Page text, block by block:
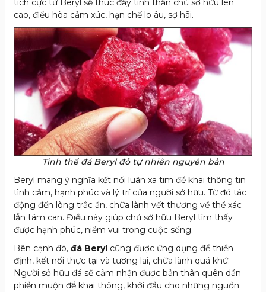
tích cực từ Beryl sẽ thúc đẩy tinh thần chủ sở hữu lên
cao, điều hòa cảm xúc, hạn chế lo âu, sợ hãi.
Tinh thể đá Beryl đỏ tự nhiên nguyên bản
Beryl mang ý nghĩa kết nối luân xa tim để khai thông tin
tình cảm, hạnh phúc và lý trí của người sở hữu. Từ đó tác
động đến lòng trắc ẩn, chữa lành vết thương về thể xác
lẫn tâm can. Điều này giúp chủ sở hữu Beryl tìm thấy
được hạnh phúc, niềm vui trong cuộc sống.
Bên cạnh đó, đá Beryl cũng được ứng dụng để thiền
định, kết nối thực tại và tương lai, chữa lành quá khứ.
Người sở hữu đá sẽ cảm nhận được bản thân quên dần
phiền muộn để khai thông, khởi đầu cho những nguồn